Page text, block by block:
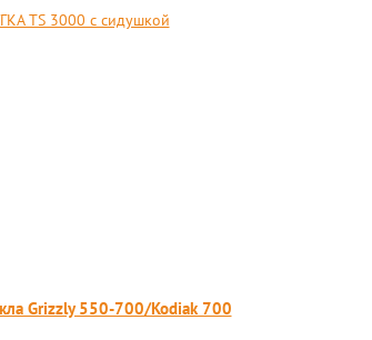
TS 3000 с сидушкой
Grizzly 550-700/Kodiak 700